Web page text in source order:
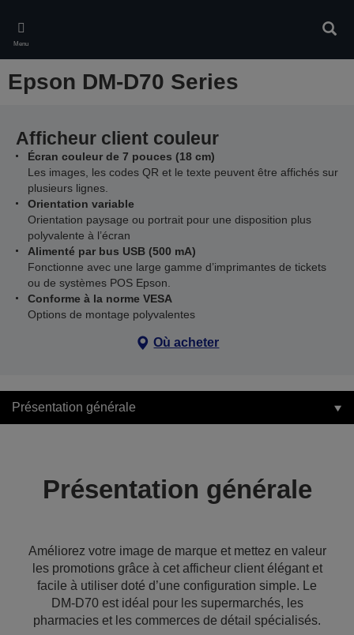
main
content
Menu
Epson DM-D70 Series
Afficheur client couleur
Écran couleur de 7 pouces (18 cm)
Les images, les codes QR et le texte peuvent être affichés sur
plusieurs lignes.
Orientation variable
Orientation paysage ou portrait pour une disposition plus
polyvalente à l’écran
Alimenté par bus USB (500 mA)
Fonctionne avec une large gamme d’imprimantes de tickets
ou de systèmes POS Epson.
Conforme à la norme VESA
Options de montage polyvalentes
Où acheter
Présentation générale
Présentation générale
Améliorez votre image de marque et mettez en valeur
les promotions grâce à cet afficheur client élégant et
facile à utiliser doté d’une configuration simple. Le
DM-D70 est idéal pour les supermarchés, les
pharmacies et les commerces de détail spécialisés.